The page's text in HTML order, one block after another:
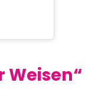
Weisen“